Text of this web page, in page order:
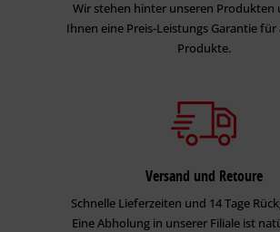
Wir stehen hinter unseren Produkten
Ihnen eine Preis-Leistungs Garantie für
Produkte.
Versand und Retoure
Schnelle Lieferzeiten und 14 Tage
Eine Abholung in unserer Filiale ist